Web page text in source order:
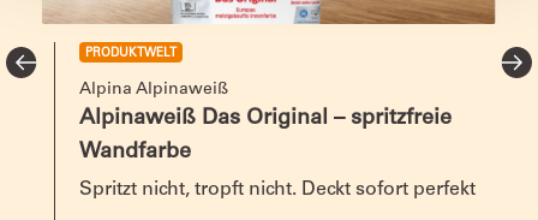
PRODUKTWELT
Alpina Alpinaweiß
Alpinaweiß Das Original – spritzfreie
Wandfarbe
Spritzt nicht, tropft nicht. Deckt sofort perfekt